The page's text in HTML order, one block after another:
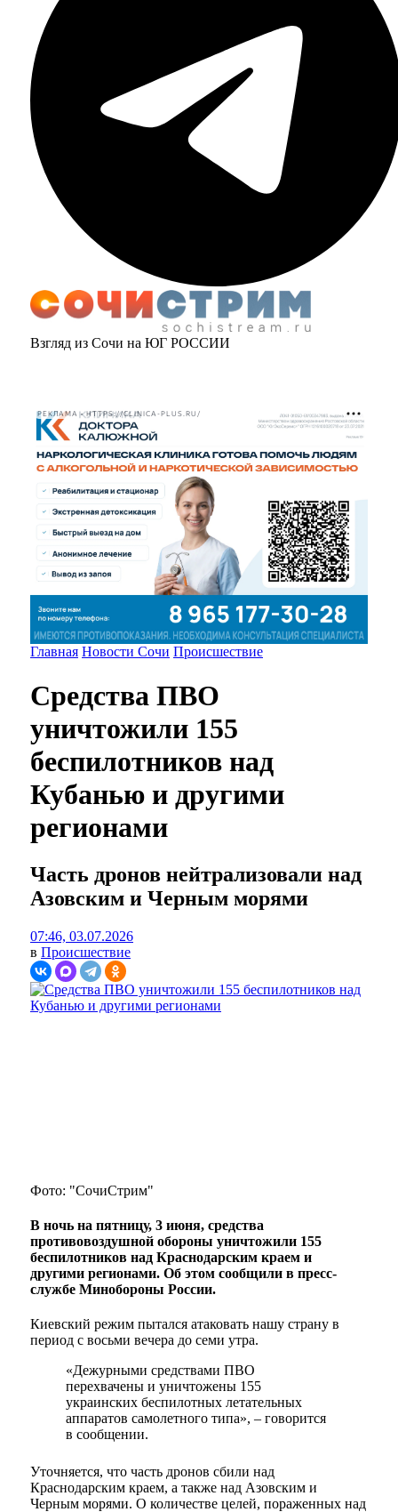
Взгляд из Сочи на ЮГ РОССИИ
РЕКЛАМА • HTTPS://CLINICA-PLUS.RU/
Главная Новости Сочи Происшествие
Средства ПВО
уничтожили 155
беспилотников над
Кубанью и другими
регионами
Часть дронов нейтрализовали над
Азовским и Черным морями
07:46, 03.07.2026
в Происшествие
Фото: "СочиСтрим"
В ночь на пятницу, 3 июня, средства
противовоздушной обороны уничтожили 155
беспилотников над Краснодарским краем и
другими регионами. Об этом сообщили в пресс-
службе Минобороны России.
Киевский режим пытался атаковать нашу страну в
период с восьми вечера до семи утра.
«Дежурными средствами ПВО
перехвачены и уничтожены 155
украинских беспилотных летательных
аппаратов самолетного типа», – говорится
в сообщении.
Уточняется, что часть дронов сбили над
Краснодарским краем, а также над Азовским и
Черным морями. О количестве целей, пораженных над